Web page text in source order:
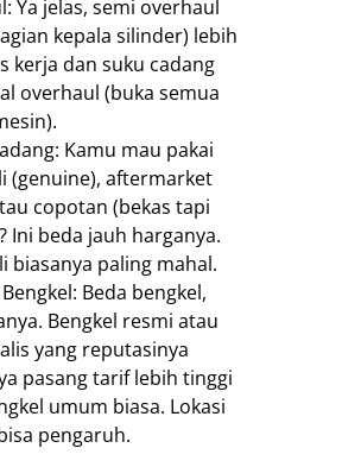
Ya jelas, semi overhaul
kepala silinder) lebih
kerja dan suku cadang
overhaul (buka semua
Kamu mau pakai
(genuine), aftermarket
copotan (bekas tapi
Ini beda jauh harganya.
biasanya paling mahal.
Beda bengkel,
Bengkel resmi atau
yang reputasinya
pasang tarif lebih tinggi
umum biasa. Lokasi
pengaruh.